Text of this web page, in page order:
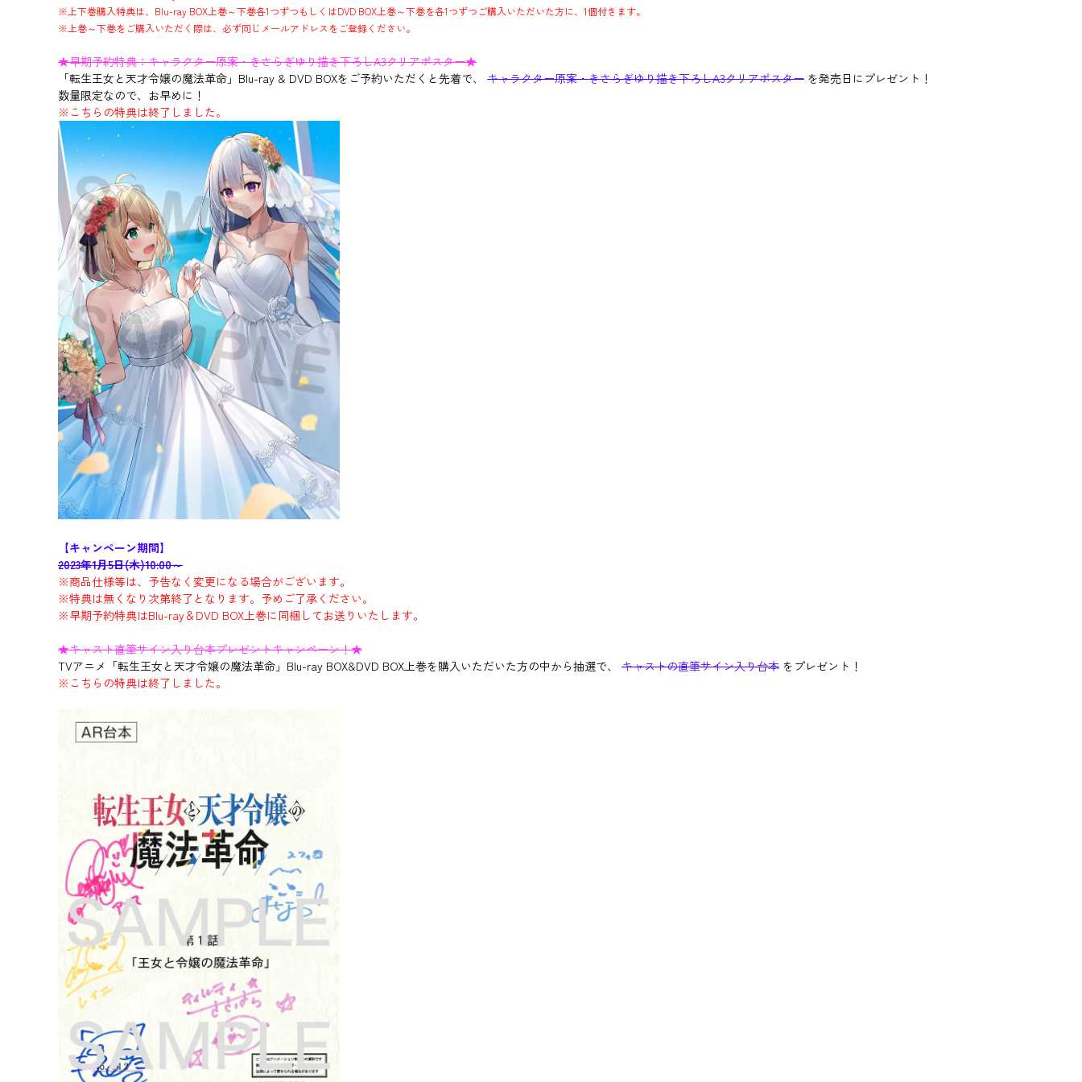
※上下巻購入特典は、Blu-ray BOX上巻～下巻各1つずつもしくはDVD BOX上巻～下巻を各1つずつご購入いただいた方に、1個付きます。
※上巻～下巻をご購入いただく際は、必ず同じメールアドレスをご登録ください。
★早期予約特典：キャラクター原案・きさらぎゆり描き下ろしA3クリアポスター★
「転生王女と天才令嬢の魔法革命」Blu-ray & DVD BOXをご予約いただくと先着で、 キャラクター原案・きさらぎゆり描き下ろしA3クリアポスター を発売日にプレゼント！
数量限定なので、お早めに！
※こちらの特典は終了しました。
【キャンペーン期間】
2023年1月5日(木)10:00～
※商品仕様等は、予告なく変更になる場合がございます。
※特典は無くなり次第終了となります。予めご了承ください。
※早期予約特典はBlu-ray＆DVD BOX上巻に同梱してお送りいたします。
★キャスト直筆サイン入り台本プレゼントキャンペーン！★
TVアニメ「転生王女と天才令嬢の魔法革命」Blu-ray BOX&DVD BOX上巻を購入いただいた方の中から抽選で、 キャストの直筆サイン入り台本 をプレゼント！
※こちらの特典は終了しました。